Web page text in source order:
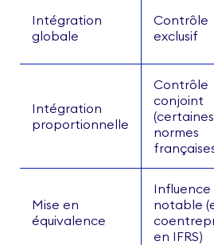
Intégration
globale
Contrôle
exclusif
Intégration
proportionnelle
Contrôle
conjoint
(certaines
normes
Mise en
équivalence
Influence
notable
en IFRS)